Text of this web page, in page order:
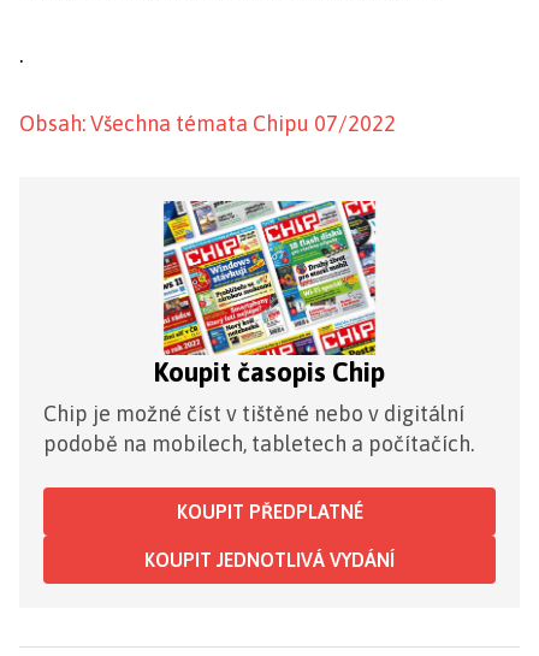
.
Obsah: Všechna témata Chipu 07/2022
Koupit časopis Chip
Chip je možné číst v tištěné nebo v digitální
podobě na mobilech, tabletech a počítačích.
KOUPIT PŘEDPLATNÉ
KOUPIT JEDNOTLIVÁ VYDÁNÍ